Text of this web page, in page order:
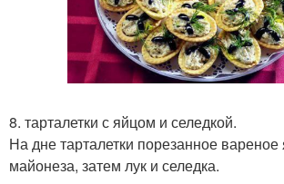
8. тарталетки с яйцом и селедкой.
На дне тарталетки порезанное вареное
майонеза, затем лук и селедка.